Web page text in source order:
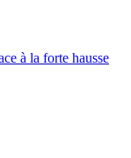
à la forte hausse